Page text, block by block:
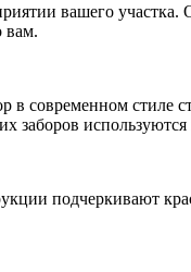
вашего
вам.
в современном стиле
заборов
подчеркивают